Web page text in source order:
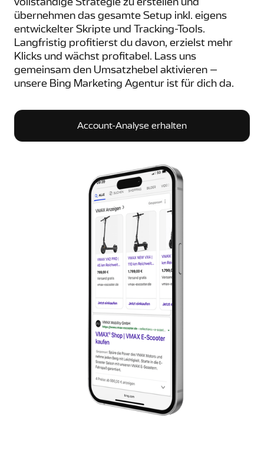
vollständige Strategie zu erstellen und
übernehmen das gesamte Setup inkl. eigens
entwickelter Skripte und Tracking-Tools.
Langfristig profitierst du davon, erzielst mehr
Klicks und wächst profitabel. Lass uns
gemeinsam den Umsatzhebel aktivieren –
unsere Bing Marketing Agentur ist für dich da.
Account-Analyse erhalten